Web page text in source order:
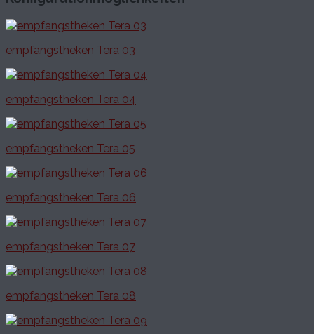
empfangstheken Tera 03
empfangstheken Tera 04
empfangstheken Tera 05
empfangstheken Tera 06
empfangstheken Tera 07
empfangstheken Tera 08